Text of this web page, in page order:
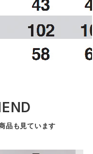
品も見ています